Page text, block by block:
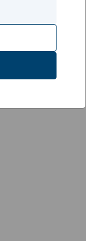
22:00 do
ograniczenia
i